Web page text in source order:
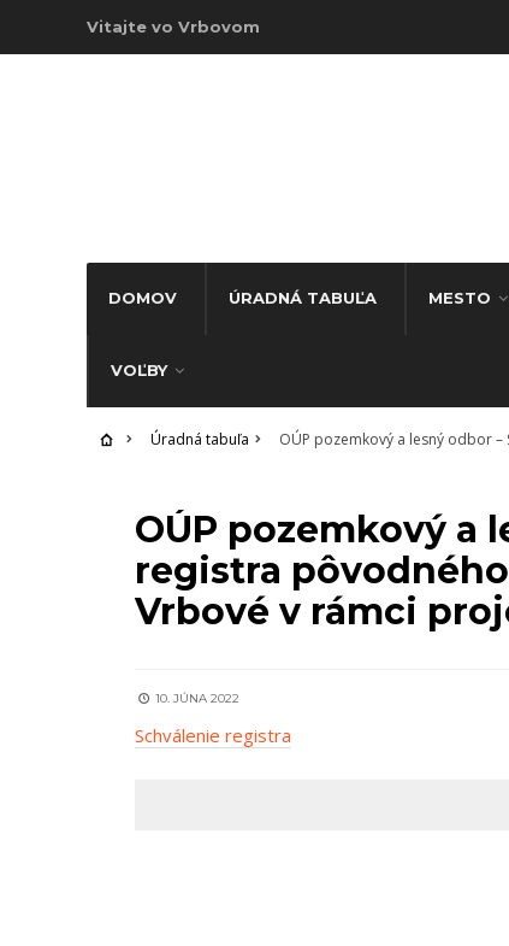
Vitajte vo Vrbovom
DOMOV ÚRADNÁ TABUĽA MESTO
VOĽBY
Úradná tabuľa OÚP pozemkový a lesný odbor
ÚRADNÁ TABUĽA
OÚP pozemkový a
registra
Vrbové v rámci
10. JÚNA 2022
Schválenie registra